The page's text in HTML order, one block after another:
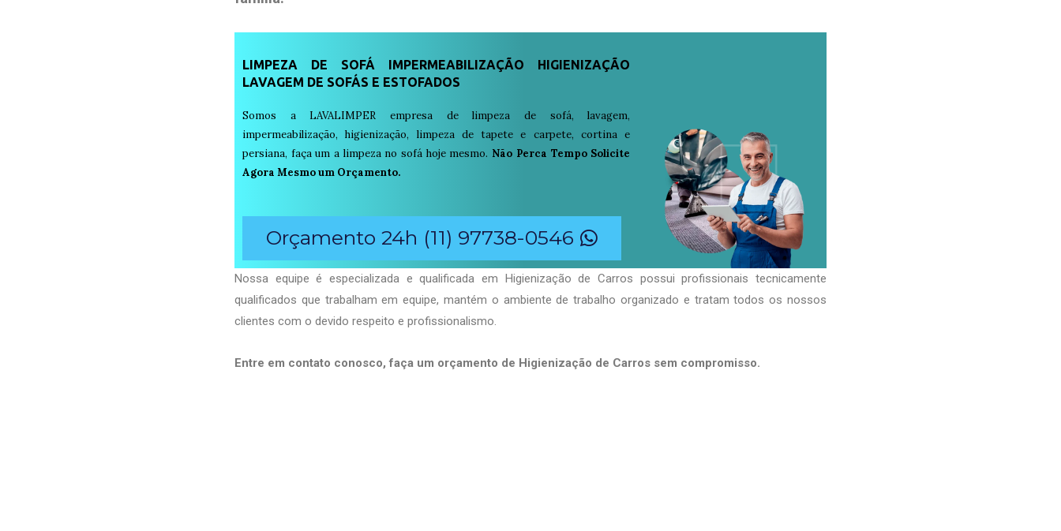
LIMPEZA DE SOFÁ IMPERMEABILIZAÇÃO HIGIENIZAÇÃO
LAVAGEM DE SOFÁS E ESTOFADOS
Somos a LAVALIMPER empresa de limpeza de sofá, lavagem,
impermeabilização, higienização, limpeza de tapete e carpete, cortina e
persiana, faça um a limpeza no sofá hoje mesmo. Não Perca Tempo Solicite
Agora Mesmo um Orçamento.
Orçamento 24h (11) 97738-0546
Nossa equipe é especializada e qualificada em Higienização de Carros possui profissionais tecnicamente
qualificados que trabalham em equipe, mantém o ambiente de trabalho organizado e tratam todos os nossos
clientes com o devido respeito e profissionalismo.
Entre em contato conosco, faça um orçamento de Higienização de Carros sem compromisso.